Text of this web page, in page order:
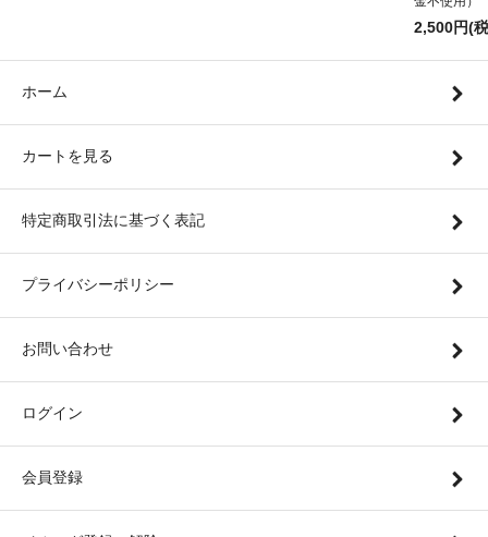
2,500円(
ホーム
カートを見る
特定商取引法に基づく表記
プライバシーポリシー
お問い合わせ
ログイン
会員登録